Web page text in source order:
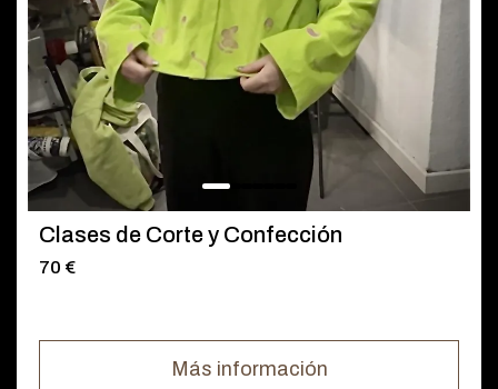
Clases de Corte y Confección
70 €
Más información